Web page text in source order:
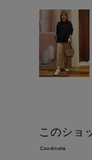
このショ
Coodinate